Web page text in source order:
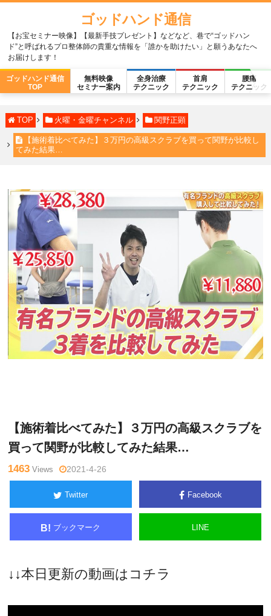
ゴッドハンド通信
【お宝セミナー映像】【最新手技プレゼント】などなど、巷で“ゴッドハン
ド”と呼ばれるプロ整体師の貴重な情報を「誰かを助けたい」と願うあなたへ
お届けします！
ゴッドハンド通信
TOP
無料映像
セミナー案内
全身治療
テクニック
首肩
テクニック
腰痛
テクニック
TOP 火曜・金曜チャンネル 関野正顕
【施術着比べてみた】３万円の高級スクラブを買って関野が比較し
てみた結果…
【施術着比べてみた】３万円の高級スクラブを
買って関野が比較してみた結果…
1463 Views 2021-4-26
Twitter Facebook
B! ブックマーク LINE
↓↓本日更新の動画はコチラ